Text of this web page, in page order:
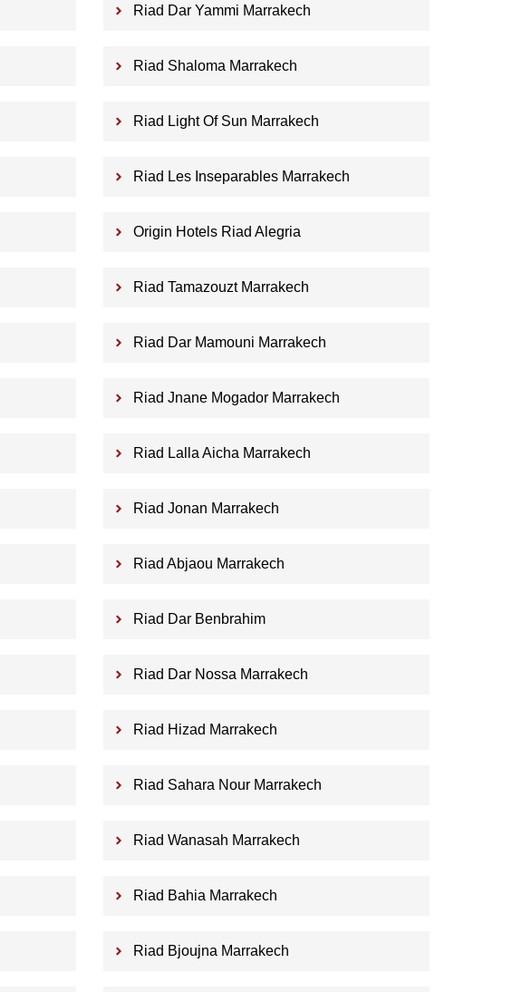
Riad Dar Yammi Marrakech
Riad Shaloma Marrakech
Riad Light Of Sun Marrakech
Riad Les Inseparables Marrakech
Origin Hotels Riad Alegria
Riad Tamazouzt Marrakech
Riad Dar Mamouni Marrakech
Riad Jnane Mogador Marrakech
Riad Lalla Aicha Marrakech
Riad Jonan Marrakech
Riad Abjaou Marrakech
Riad Dar Benbrahim
Riad Dar Nossa Marrakech
Riad Hizad Marrakech
Riad Sahara Nour Marrakech
Riad Wanasah Marrakech
Riad Bahia Marrakech
Riad Bjoujna Marrakech